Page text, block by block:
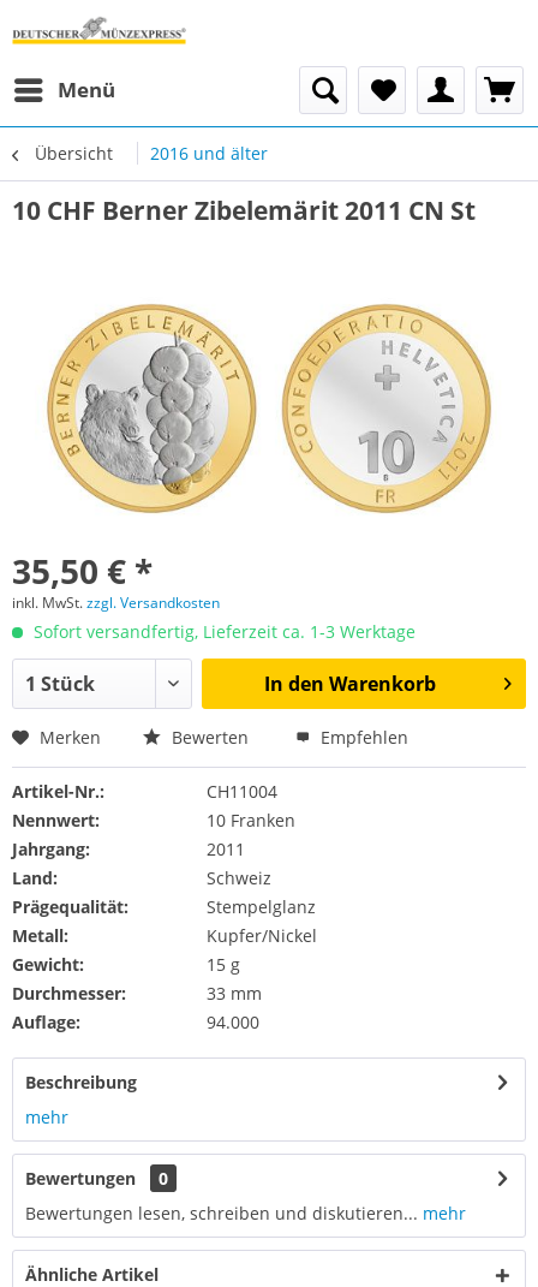
Menü
Übersicht 2016 und älter
10 CHF Berner Zibelemärit 2011 CN St
35,50 € *
inkl. MwSt.zzgl. Versandkosten
Sofort versandfertig, Lieferzeit ca. 1-3 Werktage
In den Warenkorb
Merken Bewerten Empfehlen
Artikel-Nr.:
CH11004
Nennwert:
10 Franken
Jahrgang:
2011
Land:
Schweiz
Prägequalität:
Stempelglanz
Metall:
Kupfer/Nickel
Gewicht:
15 g
Durchmesser:
33 mm
Auflage:
94.000
Beschreibung
mehr
Bewertungen
0
Bewertungen lesen, schreiben und diskutieren... mehr
Ähnliche Artikel